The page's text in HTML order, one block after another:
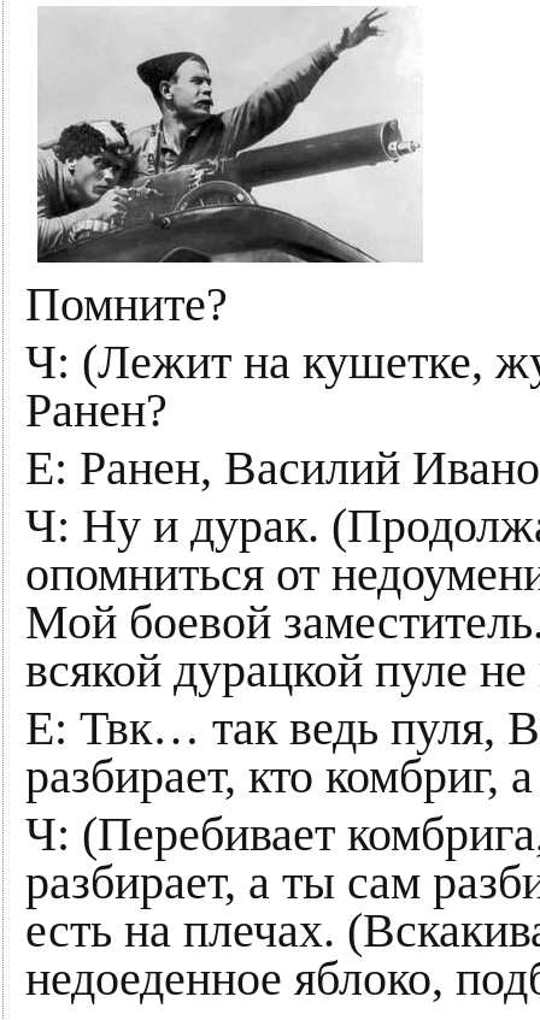
Помните?
Ч: (Лежит на кушетке,
Ранен?
Е: Ранен, Василий
Ч: Ну и дурак.
опомниться от
Мой боевой
всякой дурацкой пуле
Е: Твк… так ведь пуля,
разбирает, кто комбриг,
Ч: (Перебивает
разбирает, а ты сам
есть на плечах.
недоеденное яблоко,